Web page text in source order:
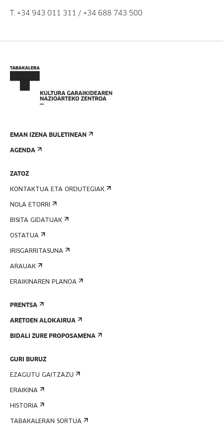
T. +34 943 011 311 / +34 688 743 500
EMAN IZENA BULETINEAN
AGENDA
ZATOZ
KONTAKTUA ETA ORDUTEGIAK
NOLA ETORRI
BISITA GIDATUAK
OSTATUA
IRISGARRITASUNA
ARAUAK
ERAIKINAREN PLANOA
PRENTSA
ARETOEN ALOKAIRUA
BIDALI ZURE PROPOSAMENA
GURI BURUZ
EZAGUTU GAITZAZU
ERAIKINA
HISTORIA
TABAKALERAN SORTUA